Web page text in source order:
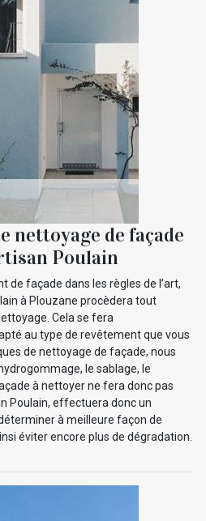
nettoyage de façade
Poulain
de façade dans les règles de l’art,
à Plouzane procèdera tout
Cela se fera
au type de revêtement que vous
de nettoyage de façade, nous
le sablage, le
à nettoyer ne fera donc pas
Poulain, effectuera donc un
à meilleure façon de
éviter encore plus de dégradation.